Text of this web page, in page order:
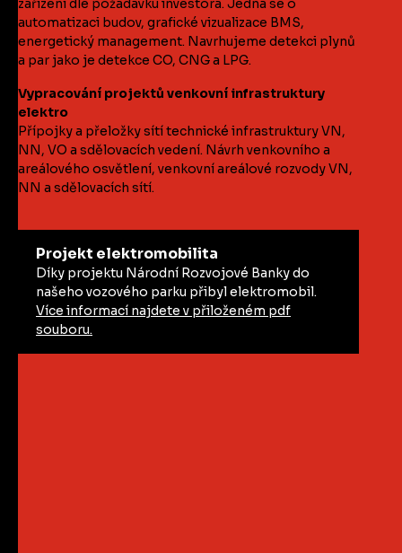
zařízení dle požadavku investora. Jedná se o
automatizaci budov, grafické vizualizace BMS,
energetický management. Navrhujeme detekci plynů
a par jako je detekce CO, CNG a LPG.
Vypracování projektů venkovní infrastruktury
elektro
Přípojky a přeložky sítí technické infrastruktury VN,
NN, VO a sdělovacích vedení. Návrh venkovního a
areálového osvětlení, venkovní areálové rozvody VN,
NN a sdělovacích sítí.
Projekt elektromobilita
Díky projektu Národní Rozvojové Banky do
našeho vozového parku přibyl elektromobil.
Více informací najdete v přiloženém pdf
souboru.